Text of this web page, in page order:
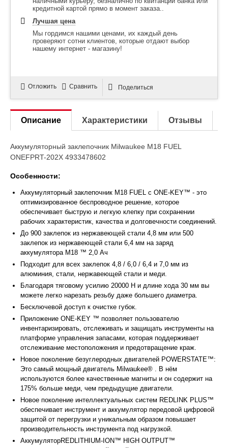
кредитной картой прямо в момент заказа..
Лучшая цена
Мы гордимся нашими ценами, их каждый день
проверяют сотни клиентов, которые отдают выбор
нашему интернет - магазину!
Отложить Сравнить Поделиться
Описание Характеристики Отзывы
Аккумуляторный заклепочник Milwaukee M18 FUEL
ONEFPRT-202X 4933478602
Особенности:
Аккумуляторный заклепочник M18 FUEL с ONE-KEY™ - это
оптимизированное беспроводное решение, которое
обеспечивает быструю и легкую клепку при сохранении
рабочих характеристик, качества и долговечности соединений.
До 900 заклепок из нержавеющей стали 4,8 мм или 500
заклепок из нержавеющей стали 6,4 мм на заряд
аккумулятора M18 ™ 2,0 Ач
Подходит для всех заклепок 4,8 / 6,0 / 6,4 и 7,0 мм из
алюминия, стали, нержавеющей стали и меди.
Благодаря тяговому усилию 20000 Н и длине хода 30 мм вы
можете легко нарезать резьбу даже большего диаметра.
Бесключевой доступ к очистке губок.
Приложение ONE-KEY ™ позволяет пользователю
инвентаризировать, отслеживать и защищать инструменты на
платформе управления запасами, которая поддерживает
отслеживание местоположения и предотвращение краж.
Новое поколение безуглеродных двигателей POWERSTATE™:
Это самый мощный двигатель Milwaukee® . В нём
используются более качественные магниты и он содержит на
175% больше меди, чем предыдущие двигатели.
Новое поколение интеллектуальных систем REDLINK PLUS™
обеспечивает инструмент и аккумулятор передовой цифровой
защитой от перегрузки и уникальным образом повышает
производительность инструмента под нагрузкой.
АккумуляторREDLITHIUM-ION™ HIGH OUTPUT™